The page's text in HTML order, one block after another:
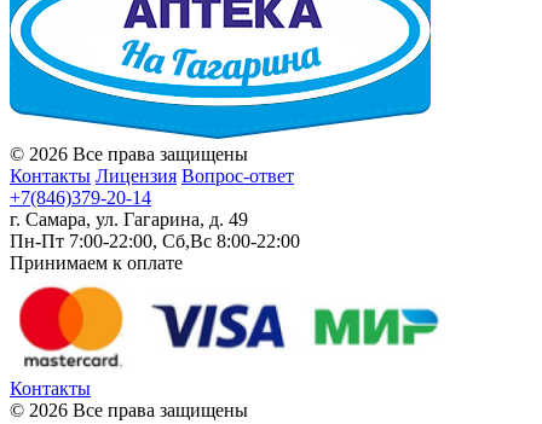
© 2026 Все права защищены
Контакты Лицензия Вопрос-ответ
+7(846)379-20-14
г. Самара, ул. Гагарина, д. 49
Пн-Пт 7:00-22:00, Сб,Вс 8:00-22:00
Принимаем к оплате
Контакты
© 2026 Все права защищены